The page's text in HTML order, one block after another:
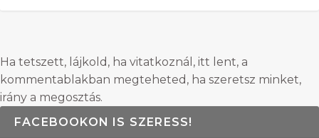
Ha tetszett, lájkold, ha vitatkoznál, itt lent, a
kommentablakban megteheted, ha szeretsz minket,
irány a megosztás.
FACEBOOKON IS SZERESS!